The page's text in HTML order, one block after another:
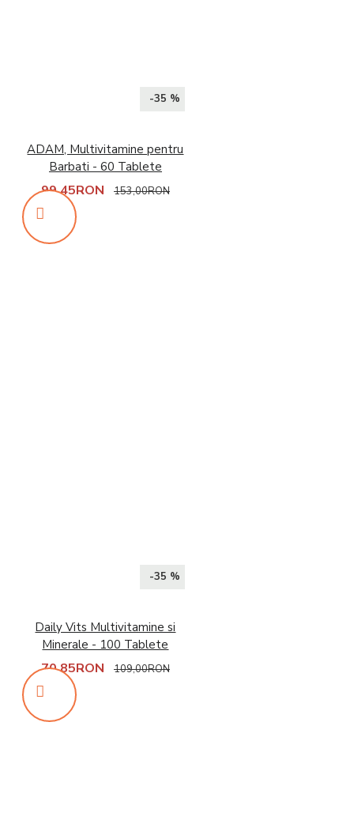
-35 %
ADAM, Multivitamine pentru
Barbati - 60 Tablete
99,45RON 153,00RON
-35 %
Daily Vits Multivitamine si
Minerale - 100 Tablete
70,85RON 109,00RON